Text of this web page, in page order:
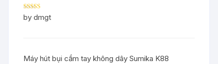
Rated5out
of 5
by dmgt
Máy hút bụi cầm tay không dây Sumika K88